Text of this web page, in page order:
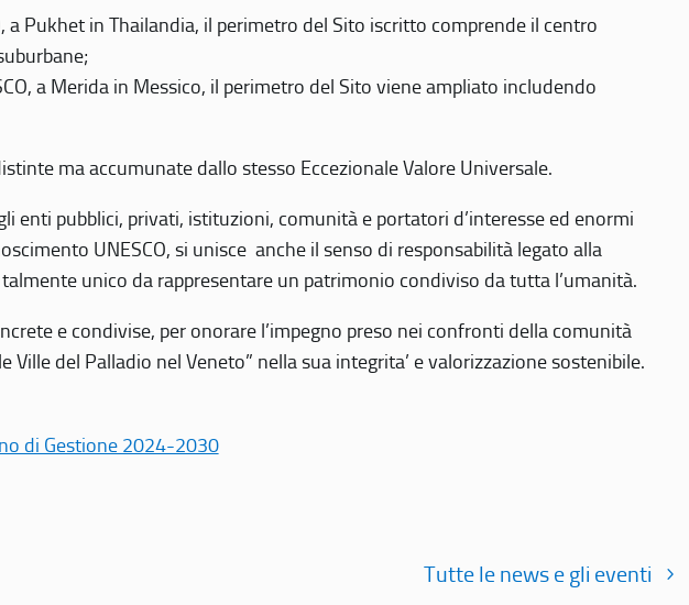
Pukhet in Thailandia, il perimetro del Sito iscritto comprende il centro
a Merida in Messico, il perimetro del Sito viene ampliato includendo
ma accumunate dallo stesso Eccezionale Valore Universale.
enti pubblici, privati, istituzioni, comunità e portatori d’interesse ed enormi
UNESCO, si unisce anche il senso di responsabilità legato alla
unico da rappresentare un patrimonio condiviso da tutta l’umanità.
e condivise, per onorare l’impegno preso nei confronti della comunità
del Palladio nel Veneto” nella sua integrita’ e valorizzazione sostenibile.
di Gestione 2024-2030
Tutte le news e gli eventi